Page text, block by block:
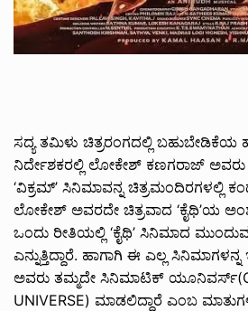
ಸದ್ಯ ತಮಿಳು ಚಿತ್ರರಂಗದಲ್ಲಿ
ನಿರ್ದೇಶಕರಲ್ಲಿ ಲೋಕೇಶ್ ಕಣಗರಾಜ್
‘ವಿಕ್ರಮ್’ ಸಿನಿಮಾವನ್ನ ಚಿತ್ರಮಂದಿರಗಳಲ್ಲಿ
ಲೋಕೇಶ್ ಅವರದೇ ಚಿತ್ರವಾದ ‘ಕೈಥಿ’ಯ
ಒಂದು ರೀತಿಯಲ್ಲಿ ‘ಕೈಥಿ’ ಸಿನಿಮಾದ
ಎನ್ನುತ್ತಿದ್ದಾರೆ. ಹಾಗಾಗಿ ಈ ಎಲ್ಲ
ಅವರು ತಮ್ಮದೇ ಸಿನಿಮಾಟಿಕ್
UNIVERSE) ಮಾಡಲಿದ್ದಾರೆ ಎಂಬ